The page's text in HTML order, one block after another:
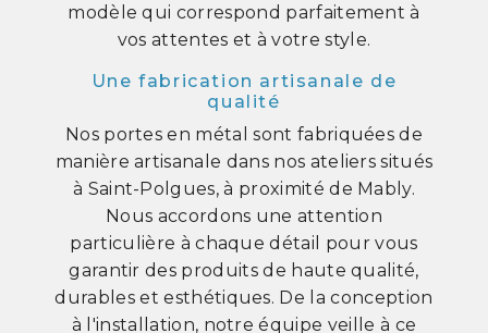
modèle qui correspond parfaitement à
vos attentes et à votre style.
Une fabrication artisanale de
qualité
Nos portes en métal sont fabriquées de
manière artisanale dans nos ateliers situés
à Saint-Polgues, à proximité de Mably.
Nous accordons une attention
particulière à chaque détail pour vous
garantir des produits de haute qualité,
durables et esthétiques. De la conception
à l'installation, notre équipe veille à ce